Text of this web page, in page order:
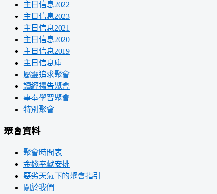
主日信息2022
主日信息2023
主日信息2021
主日信息2020
主日信息2019
主日信息庫
屬靈追求聚會
讀經禱告聚會
事奉學習聚會
特別聚會
聚會資料
聚會時間表
金錢奉獻安排
惡劣天氣下的聚會指引
關於我們